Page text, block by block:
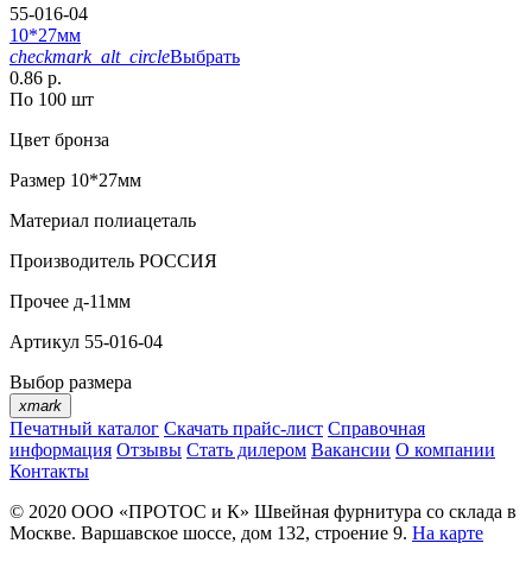
55-016-04
10*27мм
checkmark_alt_circleВыбрать
0.86 р.
По 100 шт
Цвет бронза
Размер 10*27мм
Материал полиацеталь
Производитель РОССИЯ
Прочее д-11мм
Артикул 55-016-04
Выбор размера
xmark
Печатный каталог Скачать прайс-лист Справочная
информация Отзывы Стать дилером Вакансии О компании
Контакты
© 2020 ООО «ПРОТОС и К» Швейная фурнитура со склада в
Москве. Варшавское шоссе, дом 132, строение 9. На карте